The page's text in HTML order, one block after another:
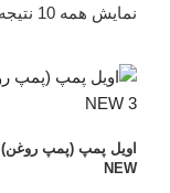
نمایش همه 10 نتیجه
NEW